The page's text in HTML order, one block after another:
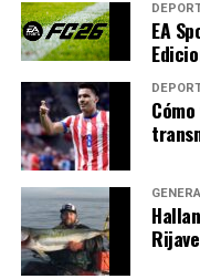
En el pasado, la
reformas políticas
América Latina. Los
y las inversiones en
papel crucial.
puede ser clave para
la crisis actual.
Mirando
EA